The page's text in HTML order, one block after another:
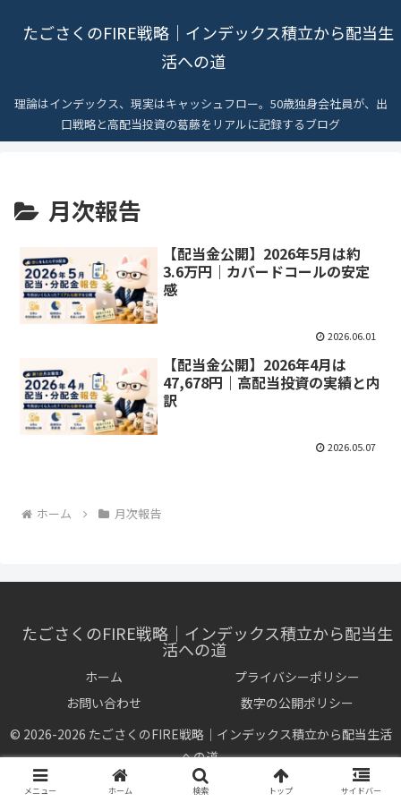
たごさくのFIRE戦略｜インデックス積立から配当生
活への道
理論はインデックス、現実はキャッシュフロー。50歳独身会社員が、出
口戦略と高配当投資の葛藤をリアルに記録するブログ
月次報告
【配当金公開】2026年5月は約
3.6万円｜カバードコールの安定
感
2026.06.01
【配当金公開】2026年4月は
47,678円｜高配当投資の実績と内
訳
2026.05.07
ホーム 月次報告
たごさくのFIRE戦略｜インデックス積立から配当生
活への道
ホーム
プライバシーポリシー
お問い合わせ
数字の公開ポリシー
© 2026-2026 たごさくのFIRE戦略｜インデックス積立から配当生活
への道.
メニュー ホーム 検索 トップ サイドバー